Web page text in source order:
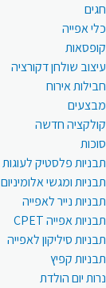
חגים
כלי אפייה
קופסאות
עיצוב שולחן דקורציה
חבילות אירוח
מבצעים
קולקציה חדשה
סוכות
תבניות פלסטיק לעוגות
תבניות ומגשי אלומיניום
תבניות נייר לאפייה
תבניות אפייה CPET
תבניות סיליקון לאפייה
תבניות קפיץ
נרות יום הולדת